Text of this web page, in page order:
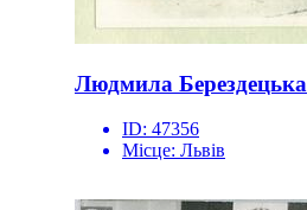
Людмила Берездецька
ID: 47356
Місце: Львів